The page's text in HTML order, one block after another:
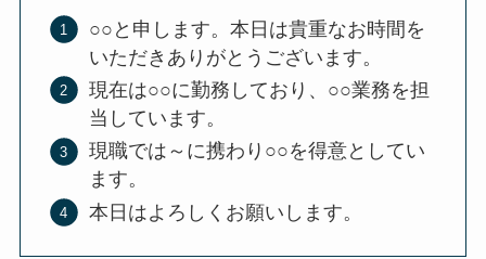
○○と申します。本日は貴重なお時間を
いただきありがとうございます。
現在は○○に勤務しており、○○業務を担
当しています。
現職では～に携わり○○を得意としてい
ます。
本日はよろしくお願いします。